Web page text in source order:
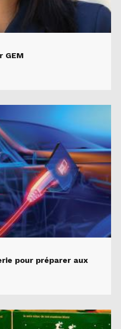
GEM
pour préparer aux